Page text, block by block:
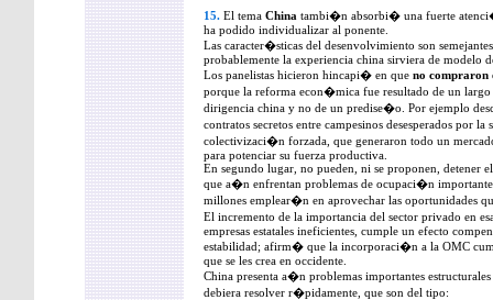
15. El tema China tambi�n absorbi� una fuerte
ha podido individualizar al ponente.
Las caracter�sticas del desenvolvimiento son
probablemente la experiencia china sirviera de modelo
Los panelistas hicieron hincapi� en que no compraron
porque la reforma econ�mica fue resultado de un
dirigencia china y no de un predise�o. Por ejemplo
contratos secretos entre campesinos desesperados por
colectivizaci�n forzada, que generaron todo un
para potenciar su fuerza productiva.
En segundo lugar, no pueden, ni se proponen, detener
que a�n enfrentan problemas de ocupaci�n
millones emplear�n en aprovechar las oportunidades
El incremento de la importancia del sector privado en
empresas estatales ineficientes, cumple un efecto
estabilidad; afirm� que la incorporaci�n a la OMC
que se les crea en occidente.
China presenta a�n problemas importantes
debiera resolver r�pidamente, que son del tipo: